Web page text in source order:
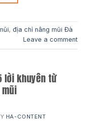
, địa chỉ nâng mũi Đà
Leave a comment
lời khuyên từ
HA-CONTENT